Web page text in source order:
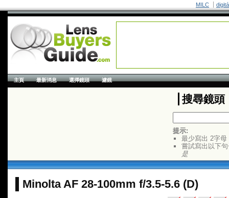
MILC
主頁 最新消息 選擇鏡頭 濾鏡
搜尋鏡頭
提示:
最少寫出 2字母
嘗試寫出以下
是
Minolta AF 28-100mm f/3.5-5.6 (D)